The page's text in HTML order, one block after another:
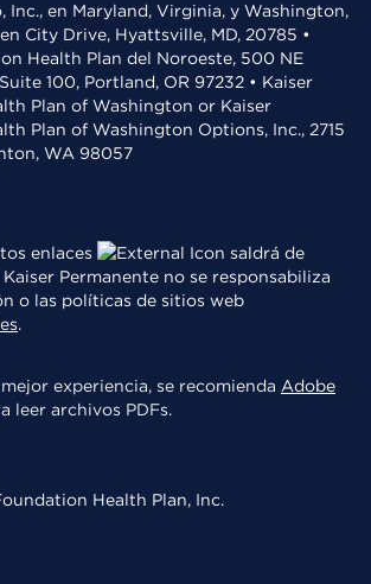
Inc., en Maryland, Virginia, y Washington,
City Drive, Hyattsville, MD, 20785 •
Health Plan del Noroeste, 500 NE
100, Portland, OR 97232 • Kaiser
Plan of Washington or Kaiser
Plan of Washington Options, Inc., 2715
WA 98057
enlaces
saldrá de
Permanente no se responsabiliza
o las políticas de sitios web
.
experiencia, se recomienda Adobe
leer archivos PDFs.
Health Plan, Inc.